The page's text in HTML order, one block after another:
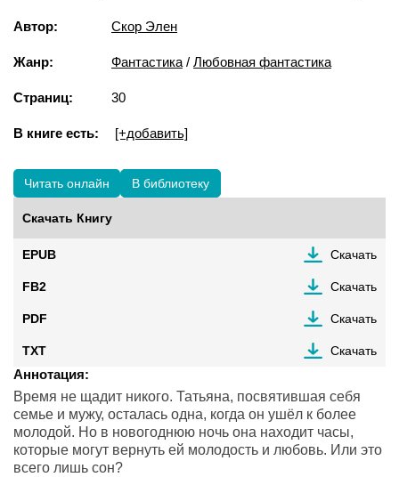
Автор: Скор Элен
Жанр: Фантастика / Любовная фантастика
Страниц: 30
В книге есть: [+добавить]
Читать онлайн В библиотеку
Скачать Книгу
EPUB Скачать
FB2 Скачать
PDF Скачать
TXT Скачать
Аннотация:
Время не щадит никого. Татьяна, посвятившая себя
семье и мужу, осталась одна, когда он ушёл к более
молодой. Но в новогоднюю ночь она находит часы,
которые могут вернуть ей молодость и любовь. Или это
всего лишь сон?